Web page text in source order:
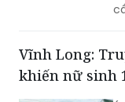
Vĩnh Long:
khiến nữ sinh